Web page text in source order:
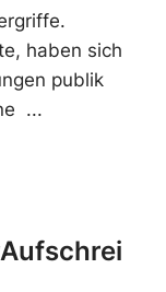
haben sich
publik